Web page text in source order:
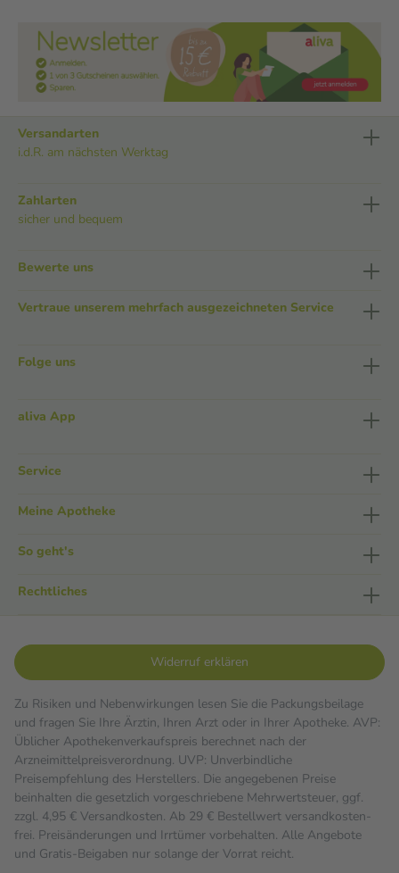
Versandarten
i.d.R. am nächsten Werktag
Zahlarten
sicher und bequem
Bewerte uns
Vertraue unserem mehrfach ausgezeichneten Service
Folge uns
aliva App
Service
Meine Apotheke
So geht's
Rechtliches
Widerruf erklären
Zu Risiken und Nebenwirkungen lesen Sie die Packungsbeilage
und fragen Sie Ihre Ärztin, Ihren Arzt oder in Ihrer Apotheke. AVP:
Üblicher Apothekenverkaufspreis berechnet nach der
Arzneimittelpreisverordnung. UVP: Unverbindliche
Preisempfehlung des Herstellers. Die angegebenen Preise
beinhalten die gesetzlich vorgeschriebene Mehrwertsteuer, ggf.
zzgl. 4,95 € Versandkosten. Ab 29 € Bestell­wert versand­kosten­
frei. Preisänderungen und Irrtümer vorbehalten. Alle Angebote
und Gratis-Beigaben nur solange der Vorrat reicht.